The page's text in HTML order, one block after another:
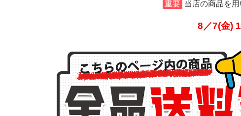
重要 当店の商品を